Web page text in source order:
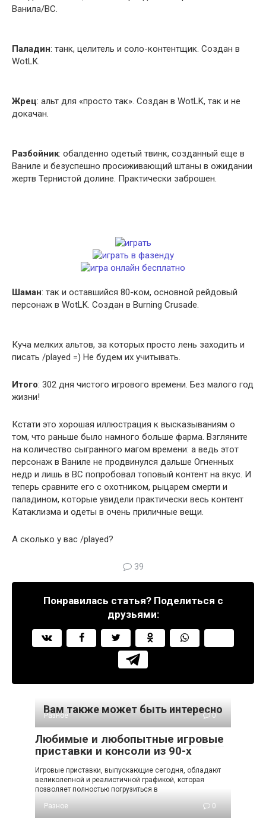
Ванила/BC.
Паладин: танк, целитель и соло-контентщик. Создан в
WotLK.
Жрец: альт для «просто так». Создан в WotLK, так и не
докачан.
Разбойник: обалденно одетый твинк, созданный еще в
Ваниле и безуспешно просиживающий штаны в ожидании
жертв Тернистой долине. Практически заброшен.
Шаман: так и оставшийся 80-ком, основной рейдовый
персонаж в WotLK. Создан в Burning Crusade.
Куча мелких альтов, за которых просто лень заходить и
писать /played =) Не будем их учитывать.
Итого: 302 дня чистого игрового времени. Без малого год
жизни!
Кстати это хорошая иллюстрация к высказываниям о
том, что раньше было намного больше фарма. Взгляните
на количество сыгранного магом времени: а ведь этот
персонаж в Ваниле не продвинулся дальше Огненных
недр и лишь в BC попробовал топовый контент на вкус. И
теперь сравните его с охотником, рыцарем смерти и
паладином, которые увидели практически весь контент
Катаклизма и одеты в очень приличные вещи.
А сколько у вас /played?
39
Понравилась статья? Поделиться с
друзьями:
Вам также может быть интересно
Разное 0
Любимые и любопытные игровые
приставки и консоли из 90-х
Игровые приставки, выпускающие сегодня, обладают
великолепной и реалистичной графикой, которая
позволяет полностью погрузиться в
Разное
0